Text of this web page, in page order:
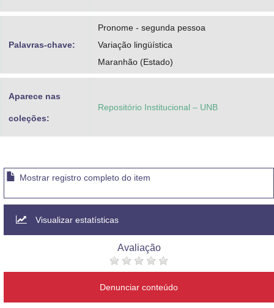
Palavras-chave:
Pronome - segunda pessoa
Variação lingüística
Maranhão (Estado)
Aparece nas
coleções:
Repositório Institucional – UNB
Mostrar registro completo do item
Visualizar estatísticas
Avaliação
Denunciar conteúdo